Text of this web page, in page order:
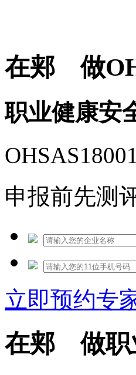
在郏 做
职业健康安
申报前先测
立即预约专
在郏 做职